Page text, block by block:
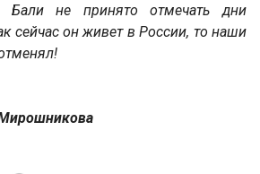
не принято отмечать дни
сейчас он живет в России, то наши